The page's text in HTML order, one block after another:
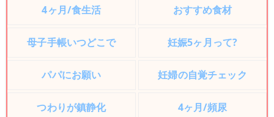
4ヶ月/食生活 おすすめ食材
母子手帳いつどこで 妊娠5ヶ月って?
パパにお願い 妊婦の自覚チェック
つわりが鎮静化 4ヶ月/頻尿